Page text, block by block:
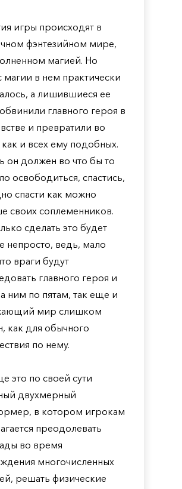
игры происходят в
фэнтезийном мире,
магией. Но
магии в нем практически
а лишившиеся ее
главного героя в
и превратили во
как и всех ему подобных.
он должен во что бы то
освободиться, спастись,
спасти как можно
своих соплеменников.
сделать это будет
непросто, ведь, мало
враги будут
главного героя и
ним по пятам, так еще и
мир слишком
как для обычного
по нему.
это по своей сути
двухмерный
в котором игрокам
преодолевать
во время
многочисленных
решать физические